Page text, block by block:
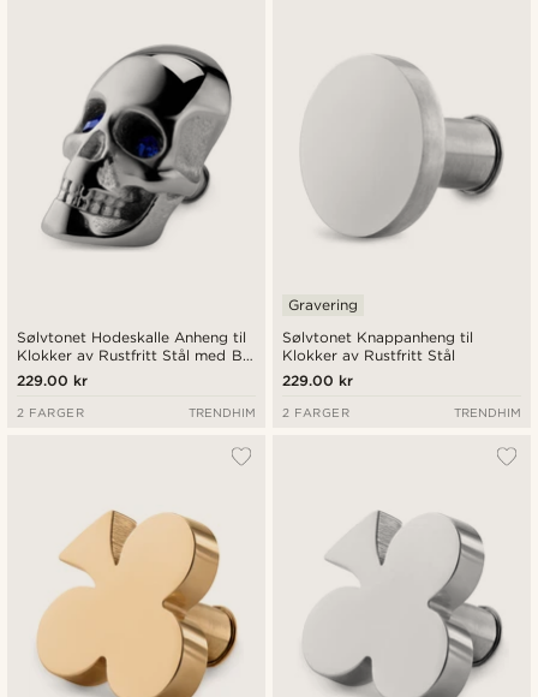
Sølvtonet Hodeskalle Anheng til
Klokker av Rustfritt Stål med Blå
Zirkonia
229.00 kr
2 FARGER TRENDHIM
Sølvtonet Knappanheng til
Klokker av Rustfritt Stål
Gravering
229.00 kr
2 FARGER TRENDHIM